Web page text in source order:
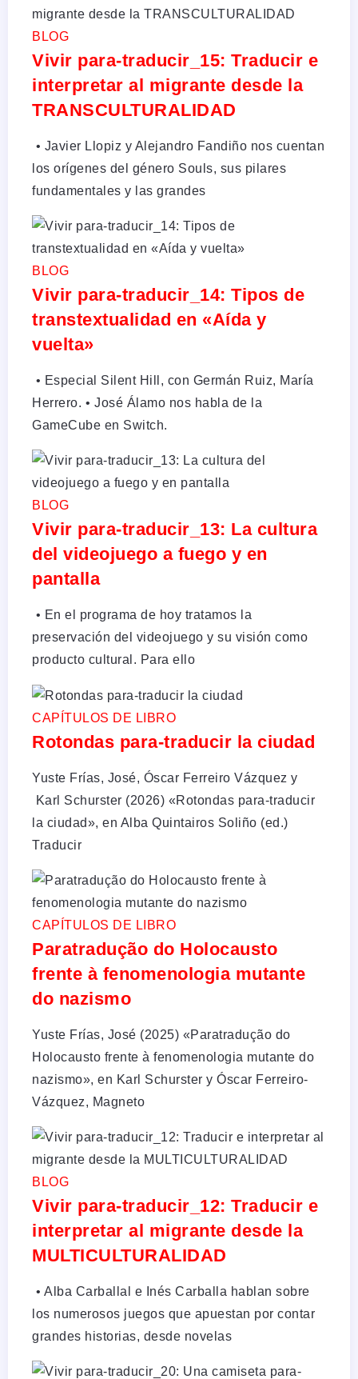
BLOG
Vivir para-traducir_15: Traducir e
interpretar al migrante desde la
TRANSCULTURALIDAD
• Javier Llopiz y Alejandro Fandiño nos cuentan
los orígenes del género Souls, sus pilares
fundamentales y las grandes
BLOG
Vivir para-traducir_14: Tipos de
transtextualidad en «Aída y
vuelta»
• Especial Silent Hill, con Germán Ruiz, María
Herrero. •⁠ José Álamo nos habla de la
GameCube en Switch.
BLOG
Vivir para-traducir_13: La cultura
del videojuego a fuego y en
pantalla
• En el programa de hoy tratamos la
preservación del videojuego y su visión como
producto cultural. Para ello
CAPÍTULOS DE LIBRO
Rotondas para-traducir la ciudad
Yuste Frías, José, Óscar Ferreiro Vázquez y
Karl Schurster (2026) «Rotondas para-traducir
la ciudad», en Alba Quintairos Soliño (ed.)
Traducir
CAPÍTULOS DE LIBRO
Paratradução do Holocausto
frente à fenomenologia mutante
do nazismo
Yuste Frías, José (2025) «Paratradução do
Holocausto frente à fenomenologia mutante do
nazismo», en Karl Schurster y Óscar Ferreiro-
Vázquez, Magneto
BLOG
Vivir para-traducir_12: Traducir e
interpretar al migrante desde la
MULTICULTURALIDAD
•⁠ Alba Carballal e Inés Carballa hablan sobre
los numerosos juegos que apuestan por contar
grandes historias, desde novelas